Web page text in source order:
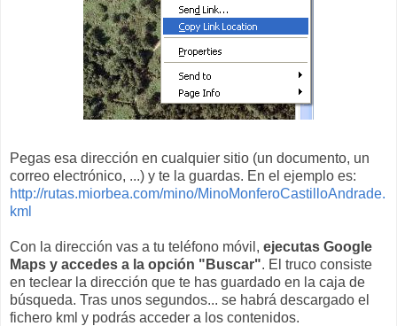
Pegas esa dirección en cualquier sitio (un documento, un
correo electrónico, ...) y te la guardas. En el ejemplo es:
http://rutas.miorbea.com/mino/MinoMonferoCastilloAndrade.
kml
Con la dirección vas a tu teléfono móvil, ejecutas Google
Maps y accedes a la opción "Buscar". El truco consiste
en teclear la dirección que te has guardado en la caja de
búsqueda. Tras unos segundos... se habrá descargado el
fichero kml y podrás acceder a los contenidos.